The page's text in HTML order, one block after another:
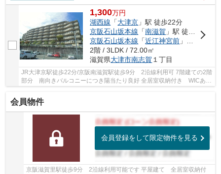
1,300万円
湖西線 「大津京 」駅 徒歩22分
京阪石山坂本線 「南滋賀 」駅 徒歩9分
京阪石山坂本線 「近江神宮前 」駅 徒歩15分
2階 / 3LDK / 72.00㎡
滋賀県大津市南志賀 １丁目
JR大津京駅徒歩22分/京阪南滋賀駅徒歩9分 2沿線利用可 7階建ての2階
部分 南向きバルコニーにつき陽当たり良好 全居室収納付き WICあり
周辺環境充実しています
会員物件
会員登録をして限定物件を見る
京阪滋賀里駅徒歩9分 2沿線利用可能です 平屋建て 全居室収納付